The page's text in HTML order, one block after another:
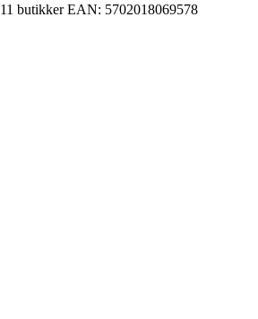
11 butikker EAN: 5702018069578